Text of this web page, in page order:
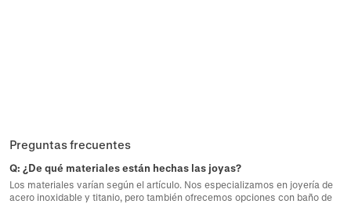
Preguntas frecuentes
Q: ¿De qué materiales están hechas las joyas?
Los materiales varían según el artículo. Nos especializamos en joyería de
acero inoxidable y titanio, pero también ofrecemos opciones con baño de